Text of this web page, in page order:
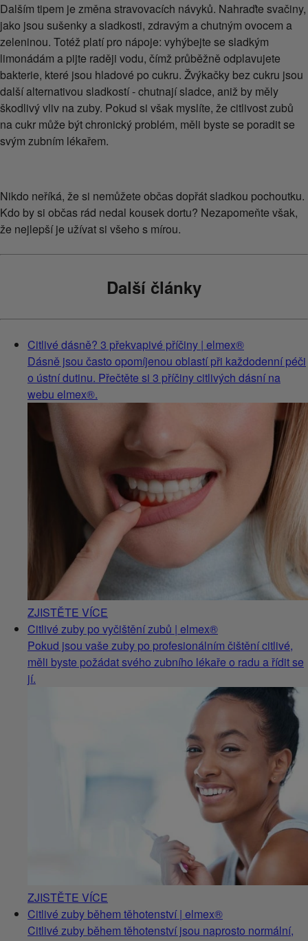
Dalším tipem je změna stravovacích návyků. Nahraďte svačiny,
jako jsou sušenky a sladkosti, zdravým a chutným ovocem a
zeleninou. Totéž platí pro nápoje: vyhýbejte se sladkým
limonádám a pijte raději vodu, čímž průběžně odplavujete
bakterie, které jsou hladové po cukru. Žvýkačky bez cukru jsou
další alternativou sladkostí - chutnají sladce, aniž by měly
škodlivý vliv na zuby. Pokud si však myslíte, že citlivost zubů
na cukr může být chronický problém, měli byste se poradit se
svým zubním lékařem.
Nikdo neříká, že si nemůžete občas dopřát sladkou pochoutku.
Kdo by si občas rád nedal kousek dortu? Nezapomeňte však,
že nejlepší je užívat si všeho s mírou.
Další články
Citlivé dásně? 3 překvapivé příčiny | elmex®
Dásně jsou často opomíjenou oblastí při každodenní péči
o ústní dutinu. Přečtěte si 3 příčiny citlivých dásní na
webu elmex®.
ZJISTĚTE VÍCE
Citlivé zuby po vyčištění zubů | elmex®
Pokud jsou vaše zuby po profesionálním čištění citlivé,
měli byste požádat svého zubního lékaře o radu a řídit se
jí.
ZJISTĚTE VÍCE
Citlivé zuby během těhotenství | elmex®
Citlivé zuby během těhotenství jsou naprosto normální,